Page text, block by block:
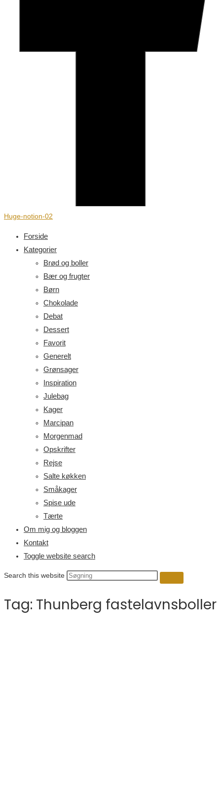
Huge-notion-02
Forside
Kategorier
Brød og boller
Bær og frugter
Børn
Chokolade
Debat
Dessert
Favorit
Generelt
Grønsager
Inspiration
Julebag
Kager
Marcipan
Morgenmad
Opskrifter
Rejse
Salte køkken
Småkager
Spise ude
Tærte
Om mig og bloggen
Kontakt
Toggle website search
Search this website
Tag: Thunberg fastelavnsboller